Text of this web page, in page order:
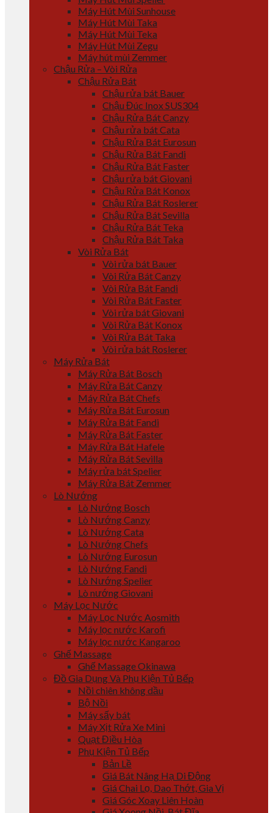
Máy Hút Mùi Sunhouse
Máy Hút Mùi Taka
Máy Hút Mùi Teka
Máy Hút Mùi Zegu
Máy hút mùi Zemmer
Chậu Rửa – Vòi Rửa
Chậu Rửa Bát
Chậu rửa bát Bauer
Chậu Đúc Inox SUS304
Chậu Rửa Bát Canzy
Chậu rửa bát Cata
Chậu Rửa Bát Eurosun
Chậu Rửa Bát Fandi
Chậu Rửa Bát Faster
Chậu rửa bát Giovani
Chậu Rửa Bát Konox
Chậu Rửa Bát Roslerer
Chậu Rửa Bát Sevilla
Chậu Rửa Bát Teka
Chậu Rửa Bát Taka
Vòi Rửa Bát
Vòi rửa bát Bauer
Vòi Rửa Bát Canzy
Vòi Rửa Bát Fandi
Vòi Rửa Bát Faster
Vòi rửa bát Giovani
Vòi Rửa Bát Konox
Vòi Rửa Bát Taka
Vòi rửa bát Roslerer
Máy Rửa Bát
Máy Rửa Bát Bosch
Máy Rửa Bát Canzy
Máy Rửa Bát Chefs
Máy Rửa Bát Eurosun
Máy Rửa Bát Fandi
Máy Rửa Bát Faster
Máy Rửa Bát Hafele
Máy Rửa Bát Sevilla
Máy rửa bát Spelier
Máy Rửa Bát Zemmer
Lò Nướng
Lò Nướng Bosch
Lò Nướng Canzy
Lò Nướng Cata
Lò Nướng Chefs
Lò Nướng Eurosun
Lò Nướng Fandi
Lò Nướng Spelier
Lò nướng Giovani
Máy Lọc Nước
Máy Lọc Nước Aosmith
Máy lọc nước Karofi
Máy lọc nước Kangaroo
Ghế Massage
Ghế Massage Okinawa
Đồ Gia Dụng Và Phụ Kiện Tủ Bếp
Nồi chiên không dầu
Bộ Nồi
Máy sấy bát
Máy Xịt Rửa Xe Mini
Quạt Điều Hòa
Phụ Kiện Tủ Bếp
Bản Lề
Giá Bát Nâng Hạ Di Động
Giá Chai Lọ, Dao Thớt, Gia Vị
Giá Góc Xoay Liên Hoàn